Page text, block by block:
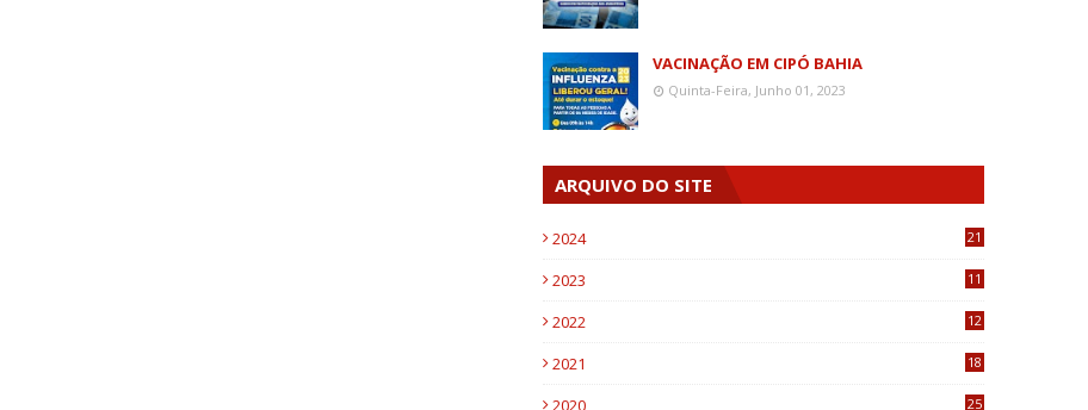
VACINAÇÃO EM CIPÓ BAHIA
Quinta-Feira, Junho 01, 2023
ARQUIVO DO SITE
2024 21
2023
11
2022
12
2021
18
2020 25